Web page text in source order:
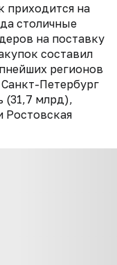
приходится на
столичные
на поставку
составил
регионов
Петербург
(31,7 млрд),
Ростовская